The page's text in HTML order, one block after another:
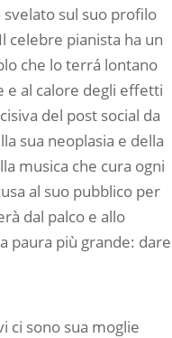
svelato sul suo profilo
celebre pianista ha un
che lo terrá lontano
e al calore degli effetti
del post social da
sua neoplasia e della
musica che cura ogni
al suo pubblico per
dal palco e allo
paura più grande: dare
ci sono sua moglie